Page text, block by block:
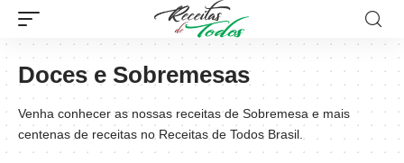
Doces e Sobremesas
Venha conhecer as nossas receitas de Sobremesa e mais
centenas de receitas no Receitas de Todos Brasil.